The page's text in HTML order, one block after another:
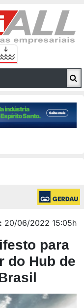
20/06/2022 15:05h
para
do Hub de